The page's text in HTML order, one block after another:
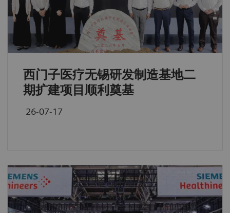
西门子医疗无锡研发制造基地二
期扩建项目顺利奠基
26-07-17